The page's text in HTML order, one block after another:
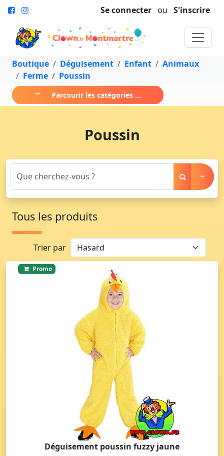
Se connecter ou S'inscrire
Boutique Déguisement Enfant
Animaux
Ferme
Poussin
Parcourir les catégories ...
Poussin
Tous les produits
Trier par
Promo
Déguisement poussin fuzzy jaune